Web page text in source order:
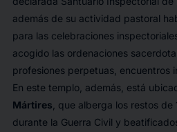
además de su actividad pastoral
para las celebraciones
acogido las ordenaciones
profesiones perpetuas, encuentros
En este templo, además, está
Mártires , que alberga los restos
durante la Guerra Civil y